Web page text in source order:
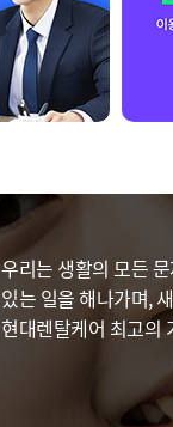
우리는 생활의 모든
있는 일을 해나가며,
현대렌탈케어 최고의